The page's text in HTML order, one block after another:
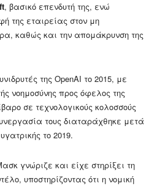
, βασικό επενδυτή της, ενώ
της εταιρείας στον μη
καθώς και την απομάκρυνση της
της OpenAI το 2015, με
νοημοσύνης προς όφελος της
σε τεχνολογικούς κολοσσούς
τους διαταράχθηκε μετά
το 2019.
γνώριζε και είχε στηρίξει τη
υποστηρίζοντας ότι η νομική